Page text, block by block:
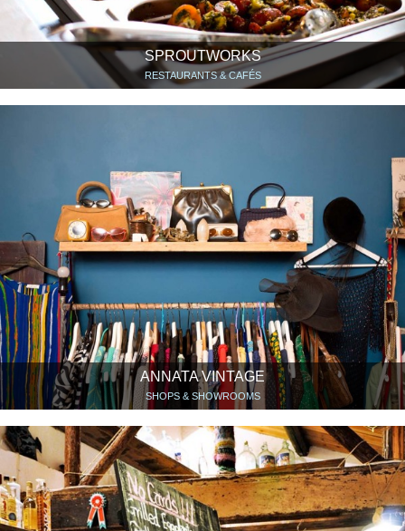
SPROUTWORKS
RESTAURANTS & CAFÉS
ANNATA VINTAGE
SHOPS & SHOWROOMS